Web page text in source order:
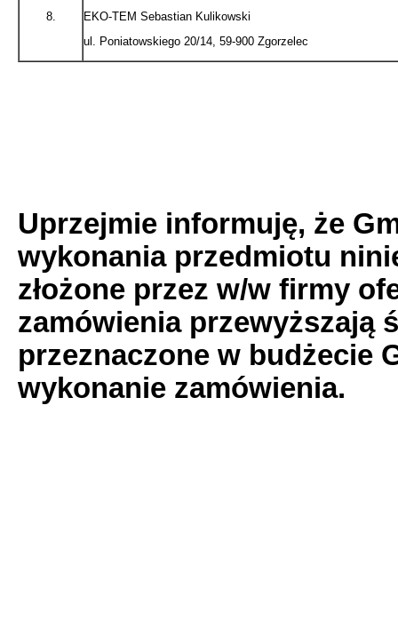
8.
EKO-TEM Sebastian Kulikowski
ul. Poniatowskiego 20/14, 59-900 Zgorzelec
Uprzejmie informuję, że
wykonania przedmiotu
złożone przez w/w firmy
zamówienia przewyższają
przeznaczone w budżecie
wykonanie zamówienia.